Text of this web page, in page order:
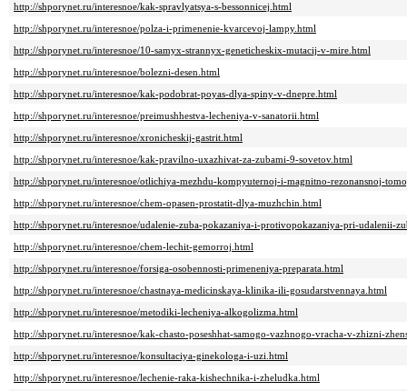
http://shporynet.ru/interesnoe/kak-spravlyatsya-s-bessonnicej.html
http://shporynet.ru/interesnoe/polza-i-primenenie-kvarcevoj-lampy.html
http://shporynet.ru/interesnoe/10-samyx-strannyx-geneticheskix-mutacij-v-mire.html
http://shporynet.ru/interesnoe/bolezni-desen.html
http://shporynet.ru/interesnoe/kak-podobrat-poyas-dlya-spiny-v-dnepre.html
http://shporynet.ru/interesnoe/preimushhestva-lecheniya-v-sanatorii.html
http://shporynet.ru/interesnoe/xronicheskij-gastrit.html
http://shporynet.ru/interesnoe/kak-pravilno-uxazhivat-za-zubami-9-sovetov.html
http://shporynet.ru/interesnoe/otlichiya-mezhdu-kompyuternoj-i-magnitno-rezonansnoj-
http://shporynet.ru/interesnoe/chem-opasen-prostatit-dlya-muzhchin.html
http://shporynet.ru/interesnoe/udalenie-zuba-pokazaniya-i-protivopokazaniya-pri-udalenii-
http://shporynet.ru/interesnoe/chem-lechit-gemorroj.html
http://shporynet.ru/interesnoe/forsiga-osobennosti-primeneniya-preparata.html
http://shporynet.ru/interesnoe/chastnaya-medicinskaya-klinika-ili-gosudarstvennaya.html
http://shporynet.ru/interesnoe/metodiki-lecheniya-alkogolizma.html
http://shporynet.ru/interesnoe/kak-chasto-poseshhat-samogo-vazhnogo-vracha-v-zhizni-
http://shporynet.ru/interesnoe/konsultaciya-ginekologa-i-uzi.html
http://shporynet.ru/interesnoe/lechenie-raka-kishechnika-i-zheludka.html